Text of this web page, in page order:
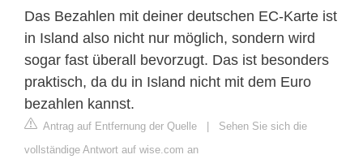
Das Bezahlen mit deiner deutschen EC-Karte ist
in Island also nicht nur möglich, sondern wird
sogar fast überall bevorzugt. Das ist besonders
praktisch, da du in Island nicht mit dem Euro
bezahlen kannst.
Antrag auf Entfernung der Quelle
Sehen Sie sich die
vollständige Antwort auf wise.com an